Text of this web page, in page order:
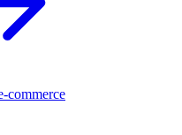
commerce